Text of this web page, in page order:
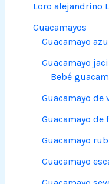
Loro alejandrino
Guacamayos
Guacamayo
Guacamayo
Bebé
Guacamayo de
Guacamayo de
Guacamayo
Guacamayo